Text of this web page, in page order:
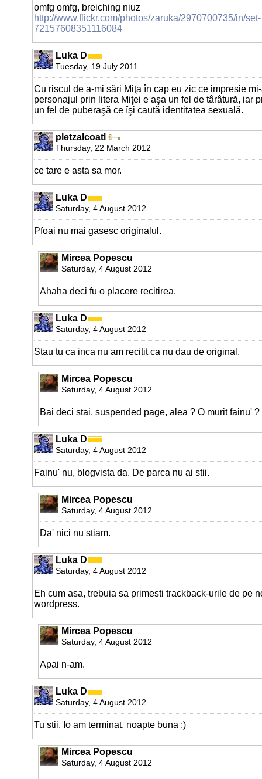
omfg omfg, breiching niuz
http://www.flickr.com/photos/zaruka/2970700735/in/set-
72157608351116084
Luka D
Tuesday, 19 July 2011
Cu riscul de a-mi sări Miţa în cap eu zic ce impresie
personajul prin litera Miţei e aşa un fel de târâtură, iar
un fel de puberaşă ce îşi caută identitatea sexuală.
pletzalcoatl
Thursday, 22 March 2012
ce tare e asta sa mor.
Luka D
Saturday, 4 August 2012
Pfoai nu mai gasesc originalul.
Mircea Popescu
Saturday, 4 August 2012
Ahaha deci fu o placere recitirea.
Luka D
Saturday, 4 August 2012
Stau tu ca inca nu am recitit ca nu dau de original.
Mircea Popescu
Saturday, 4 August 2012
Bai deci stai, suspended page, alea ? O murit fainu' ?
Luka D
Saturday, 4 August 2012
Fainu' nu, blogvista da. De parca nu ai stii.
Mircea Popescu
Saturday, 4 August 2012
Da' nici nu stiam.
Luka D
Saturday, 4 August 2012
Eh cum asa, trebuia sa primesti trackback-urile de pe
wordpress.
Mircea Popescu
Saturday, 4 August 2012
Apai n-am.
Luka D
Saturday, 4 August 2012
Tu stii. Io am terminat, noapte buna :)
Mircea Popescu
Saturday, 4 August 2012